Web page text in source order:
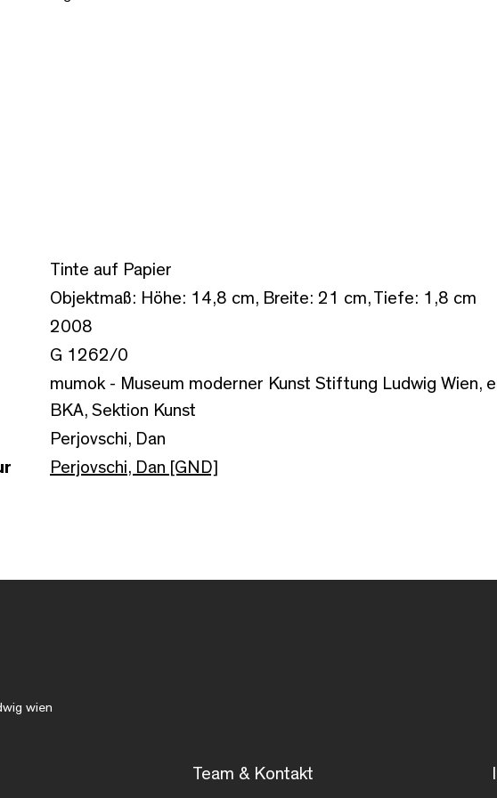
Tinte auf Papier
Objektmaß: Höhe: 14,8 cm, Breite: 21 cm, Tiefe: 1,8 cm
2008
G 1262/0
mumok - Museum moderner Kunst Stiftung Ludwig Wien,
BKA, Sektion Kunst
Perjovschi, Dan
Perjovschi, Dan [GND]
wien
Team & Kontakt